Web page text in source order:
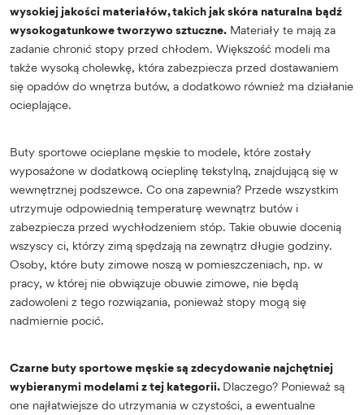
wysokiej jakości materiałów, takich jak skóra naturalna bądź
wysokogatunkowe tworzywo sztuczne. Materiały te mają za
zadanie chronić stopy przed chłodem. Większość modeli ma
także wysoką cholewkę, która zabezpiecza przed dostawaniem
się opadów do wnętrza butów, a dodatkowo również ma działanie
ocieplające.
Buty sportowe ocieplane męskie to modele, które zostały
wyposażone w dodatkową ocieplinę tekstylną, znajdującą się w
wewnętrznej podszewce. Co ona zapewnia? Przede wszystkim
utrzymuje odpowiednią temperaturę wewnątrz butów i
zabezpiecza przed wychłodzeniem stóp. Takie obuwie docenią
wszyscy ci, którzy zimą spędzają na zewnątrz długie godziny.
Osoby, które buty zimowe noszą w pomieszczeniach, np. w
pracy, w której nie obwiązuje obuwie zimowe, nie będą
zadowoleni z tego rozwiązania, ponieważ stopy mogą się
nadmiernie pocić.
Czarne buty sportowe męskie są zdecydowanie najchętniej
wybieranymi modelami z tej kategorii. Dlaczego? Ponieważ są
one najłatwiejsze do utrzymania w czystości, a ewentualne